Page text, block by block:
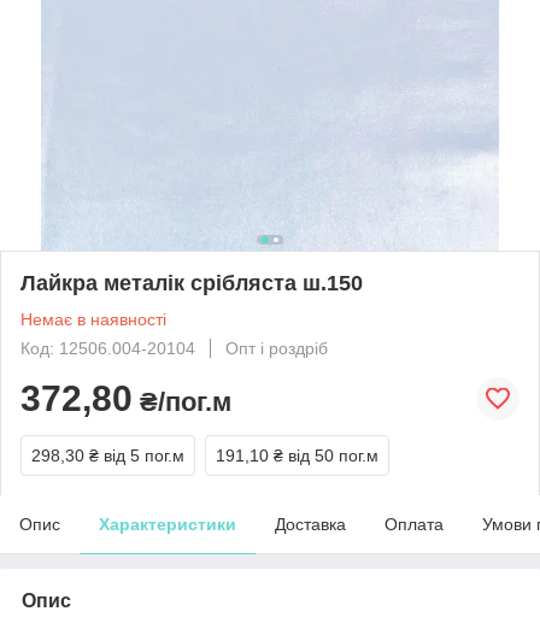
Лайкра металік срібляста ш.150
Немає в наявності
Код: 12506.004-20104
Опт і роздріб
372,80 ₴/пог.м
298,30 ₴ від 5 пог.м 191,10 ₴ від 50 пог.м
Опис Характеристики Доставка Оплата Умови
Опис